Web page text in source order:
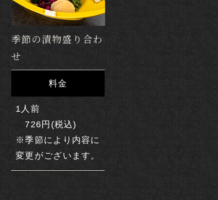
季節の漬物盛り合わ
せ
料金
1人前
726円(税込)
※季節により内容に
変更がございます。
古窯の楽しみ方
本館で過ごす
クアオルトで過ごす
グループ・団体
日帰りプラン
よくあるご質問・お問い合わせ